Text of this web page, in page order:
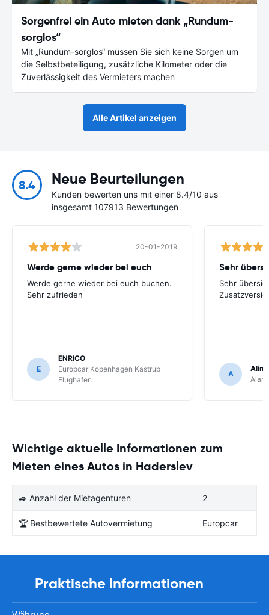
Sorgenfrei ein Auto mieten dank „Rundum-
sorglos“
Mit „Rundum-sorglos“ müssen Sie sich keine Sorgen um
die Selbstbeteiligung, zusätzliche Kilometer oder die
Zuverlässigkeit des Vermieters machen
Alle Artikel anzeigen
8.4 Neue Beurteilungen
Kunden bewerten uns mit einer 8.4/10 aus
insgesamt 107913 Bewertungen
20-01-2019
Werde gerne wieder bei euch
Werde gerne wieder bei euch buchen.
Sehr zufrieden
E
ENRICO
Europcar Kopenhagen Kastrup
Flughafen
Sehr
A
Wichtige aktuelle Informationen zum
Mieten eines Autos in Haderslev
🚙 Anzahl der Mietagenturen 2
🏆 Bestbewertete Autovermietung Europcar
Praktische Informationen